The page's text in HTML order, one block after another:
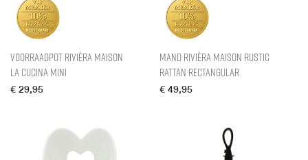
Voorraadpot Rivièra Maison
La Cucina Mini
€ 29,95
Mand Rivièra Maison Rustic
Rattan Rectangular
€ 49,95